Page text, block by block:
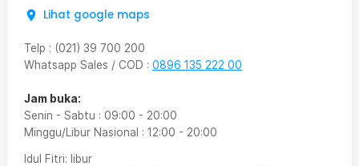
Lihat google maps
Telp : (021) 39 700 200
Whatsapp Sales / COD : 0896 135 222 00
Jam buka:
Senin - Sabtu : 09:00 - 20:00
Minggu/Libur Nasional : 12:00 - 20:00
Idul Fitri: libur